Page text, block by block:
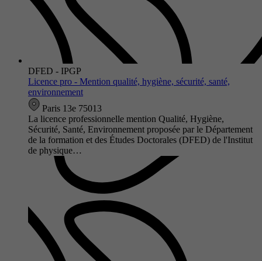
DFED - IPGP
Licence pro - Mention qualité, hygiène, sécurité, santé,
environnement
Paris 13e 75013
La licence professionnelle mention Qualité, Hygiène,
Sécurité, Santé, Environnement proposée par le Département
de la formation et des Études Doctorales (DFED) de l'Institut
de physique…